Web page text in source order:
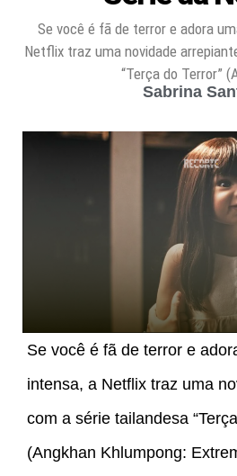
Se você é fã de terror e adora
Netflix traz uma novidade
“Terça do Terror”
Sabrina
Se você é fã de terror e
intensa, a Netflix traz uma
com a série tailandesa
(Angkhan Khlumpong: